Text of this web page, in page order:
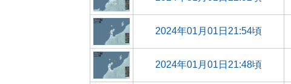
2024年01月01日21:54頃
2024年01月01日21:48頃